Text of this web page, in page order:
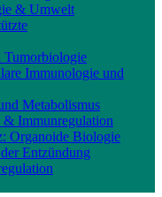
& Umwelt
Tumorbiologie
Immunologie und
Metabolismus
& Immunregulation
Organoide Biologie
Entzündung